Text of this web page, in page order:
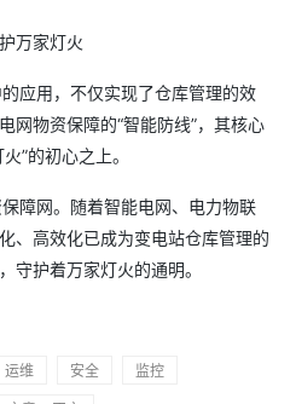
万家灯火
应用，不仅实现了仓库管理的效
网物资保障的“智能防线”，其核心
”的初心之上。
障网。随着智能电网、电力物联
、高效化已成为变电站仓库管理的
守护着万家灯火的通明。
运维 安全
监控